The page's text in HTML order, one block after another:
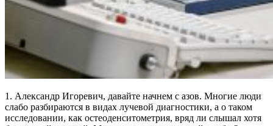
1. Александр Игоревич, давайте начнем с азов. Многие люди
слабо разбираются в видах лучевой диагностики, а о таком
исследовании, как остеоденситометрия, вряд ли слышал хотя